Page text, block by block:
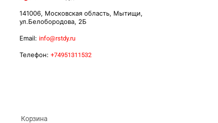
141006, Московская область, Мытищи,
ул.Белобородова, 2Б
Email: info@rstdy.ru
Телефон: +74951311532
Корзина